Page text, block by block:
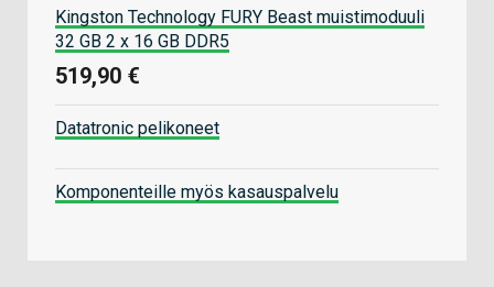
Kingston Technology FURY Beast muistimoduuli
32 GB 2 x 16 GB DDR5
519,90 €
Datatronic pelikoneet
Komponenteille myös kasauspalvelu